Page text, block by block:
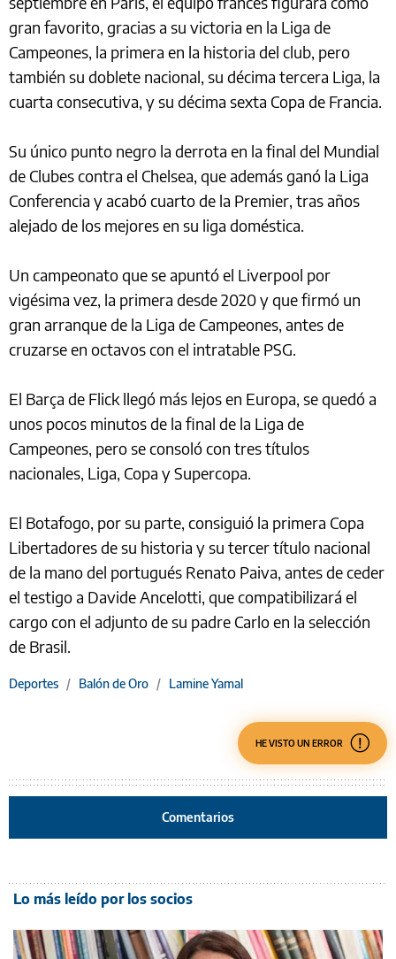
gran favorito, gracias a su victoria en la Liga de
Campeones, la primera en la historia del club, pero
también su doblete nacional, su décima tercera Liga, la
cuarta consecutiva, y su décima sexta Copa de Francia.
Su único punto negro la derrota en la final del Mundial
de Clubes contra el Chelsea, que además ganó la Liga
Conferencia y acabó cuarto de la Premier, tras años
alejado de los mejores en su liga doméstica.
Un campeonato que se apuntó el Liverpool por
vigésima vez, la primera desde 2020 y que firmó un
gran arranque de la Liga de Campeones, antes de
cruzarse en octavos con el intratable PSG.
El Barça de Flick llegó más lejos en Europa, se quedó a
unos pocos minutos de la final de la Liga de
Campeones, pero se consoló con tres títulos
nacionales, Liga, Copa y Supercopa.
El Botafogo, por su parte, consiguió la primera Copa
Libertadores de su historia y su tercer título nacional
de la mano del portugués Renato Paiva, antes de ceder
el testigo a Davide Ancelotti, que compatibilizará el
cargo con el adjunto de su padre Carlo en la selección
de Brasil.
Deportes / Balón de Oro / Lamine Yamal
HE VISTO UN ERROR
Comentarios
Lo más leído por los socios